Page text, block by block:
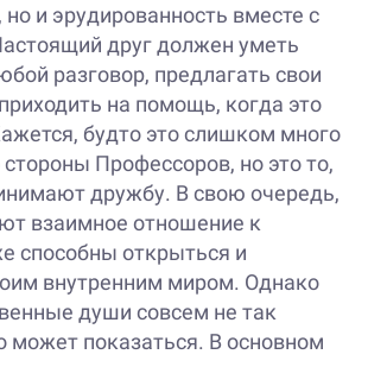
и эрудированность вместе с
друг должен уметь
разговор, предлагать свои
на помощь, когда это
будто это слишком много
Профессоров, но это то,
дружбу. В свою очередь,
взаимное отношение к
способны открыться и
внутренним миром. Однако
души совсем не так
может показаться. В основном